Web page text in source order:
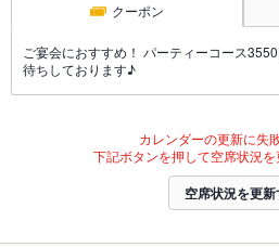
クーポン
ご宴会におすすめ！ パーティーコース
待ちしております♪
カレンダーの更新に失
下記ボタンを押して空席状況を
空席状況を更新